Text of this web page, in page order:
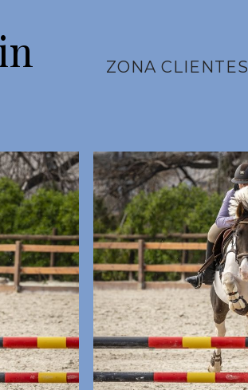
ZONA CLIENTES